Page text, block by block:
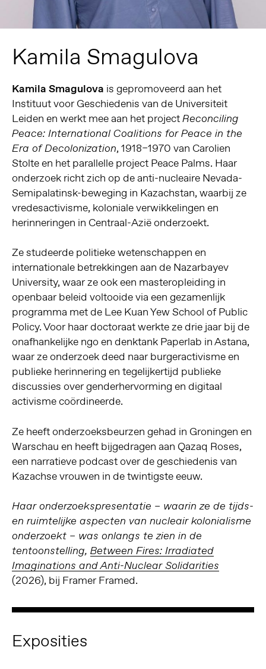
Kamila Smagulova
Kamila Smagulova is gepromoveerd aan het
Instituut voor Geschiedenis van de Universiteit
Leiden en werkt mee aan het projectReconciling
Peace: International Coalitions for Peace in the
Era of Decolonization, 1918–1970 van Carolien
Stolte en het parallelle project Peace Palms. Haar
onderzoek richt zich op de anti-nucleaire Nevada-
Semipalatinsk-beweging in Kazachstan, waarbij ze
vredesactivisme, koloniale verwikkelingen en
herinneringen in Centraal-Azië onderzoekt.
Ze studeerde politieke wetenschappen en
internationale betrekkingen aan de Nazarbayev
University, waar ze ook een masteropleiding in
openbaar beleid voltooide via een gezamenlijk
programma met de Lee Kuan Yew School of Public
Policy. Voor haar doctoraat werkte ze drie jaar bij de
onafhankelijke ngo en denktank Paperlab in Astana,
waar ze onderzoek deed naar burgeractivisme en
publieke herinnering en tegelijkertijd publieke
discussies over genderhervorming en digitaal
activisme coördineerde.
Ze heeft onderzoeksbeurzen gehad in Groningen en
Warschau en heeft bijgedragen aan Qazaq Roses,
een narratieve podcast over de geschiedenis van
Kazachse vrouwen in de twintigste eeuw.
Haar onderzoekspresentatie – waarin ze de tijds-
en ruimtelijke aspecten van nucleair kolonialisme
onderzoekt – was onlangs te zien in de
tentoonstelling, Between Fires: Irradiated
Imaginations and Anti-Nuclear Solidarities
(2026), bij Framer Framed.
Exposities